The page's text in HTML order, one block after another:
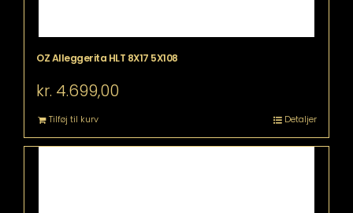
OZ Alleggerita HLT 8X17 5X108
kr. 4.699,00
Tilføj til kurv Detaljer